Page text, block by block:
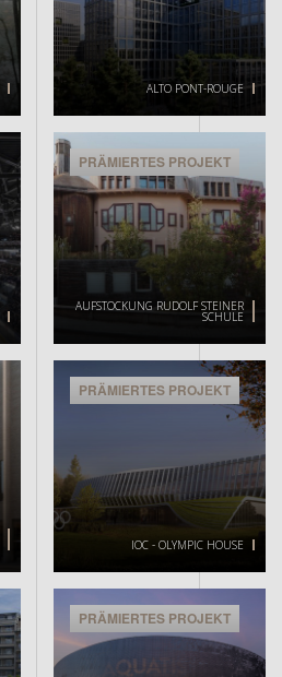
ALTO PONT-ROUGE
PRÄMIERTES PROJEKT
AUFSTOCKUNG RUDOLF STEINER
SCHULE
PRÄMIERTES PROJEKT
IOC - OLYMPIC HOUSE
PRÄMIERTES PROJEKT